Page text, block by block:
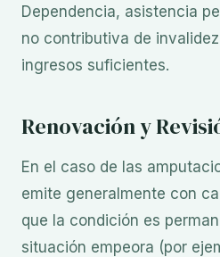
Dependencia, asistencia
no contributiva de
ingresos suficientes.
Renovación y
En el caso de las
emite generalmente con
que la condición es
situación empeora (por